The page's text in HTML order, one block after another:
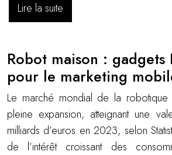
Lire la suite
Robot maison : gadgets
pour le marketing
Le marché mondial de la robotique
pleine expansion, atteignant une
milliards d’euros en 2023, selon
de l’intérêt croissant des